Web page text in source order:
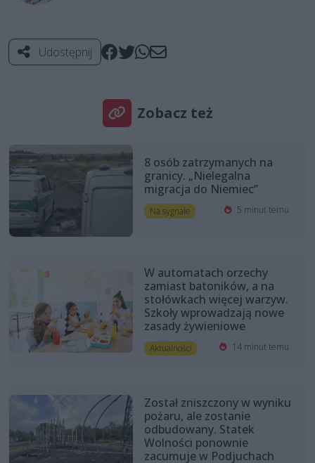
Udostępnij
Zobacz też
8 osób zatrzymanych na
granicy. „Nielegalna
migracja do Niemiec”
Na sygnale 5 minut temu
W automatach orzechy
zamiast batoników, a na
stołówkach więcej warzyw.
Szkoły wprowadzają nowe
zasady żywieniowe
Aktualności 14 minut temu
Został zniszczony w wyniku
pożaru, ale zostanie
odbudowany. Statek
Wolności ponownie
zacumuje w Podjuchach